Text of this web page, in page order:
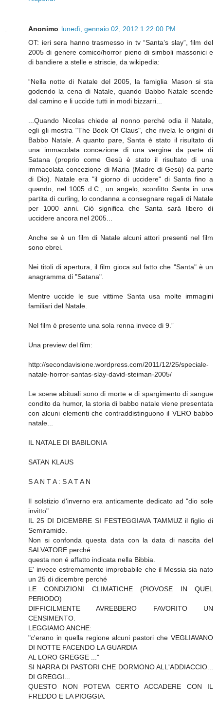
Anonimo lunedì, gennaio 02, 2012 1:22:00 PM
OT: ieri sera hanno trasmesso in tv “Santa’s slay”, film del
2005 di genere comico/horror pieno di simboli massonici e
di bandiere a stelle e striscie, da wikipedia:
“Nella notte di Natale del 2005, la famiglia Mason si sta
godendo la cena di Natale, quando Babbo Natale scende
dal camino e li uccide tutti in modi bizzarri...
...Quando Nicolas chiede al nonno perché odia il Natale,
egli gli mostra "The Book Of Claus", che rivela le origini di
Babbo Natale. A quanto pare, Santa è stato il risultato di
una immacolata concezione di una vergine da parte di
Satana (proprio come Gesù è stato il risultato di una
immacolata concezione di Maria (Madre di Gesù) da parte
di Dio). Natale era "il giorno di uccidere" di Santa fino a
quando, nel 1005 d.C., un angelo, sconfitto Santa in una
partita di curling, lo condanna a consegnare regali di Natale
per 1000 anni. Ciò significa che Santa sarà libero di
uccidere ancora nel 2005...
Anche se è un film di Natale alcuni attori presenti nel film
sono ebrei.
Nei titoli di apertura, il film gioca sul fatto che "Santa" è un
anagramma di "Satana".
Mentre uccide le sue vittime Santa usa molte immagini
familiari del Natale.
Nel film è presente una sola renna invece di 9.”
Una preview del film:
http://secondavisione.wordpress.com/2011/12/25/speciale-
natale-horror-santas-slay-david-steiman-2005/
Le scene abituali sono di morte e di spargimento di sangue
condito da humor, la storia di babbo natale viene presentata
con alcuni elementi che contraddistinguono il VERO babbo
natale...
IL NATALE DI BABILONIA
SATAN KLAUS
S A N T A : S A T A N
Il solstizio d'inverno era anticamente dedicato ad "dio sole
invitto"
IL 25 DI DICEMBRE SI FESTEGGIAVA TAMMUZ il figlio di
Semiramide.
Non si confonda questa data con la data di nascita del
SALVATORE perché
questa non é affatto indicata nella Bibbia.
E' invece estremamente improbabile che il Messia sia nato
un 25 di dicembre perché
LE CONDIZIONI CLIMATICHE (PIOVOSE IN QUEL
PERIODO)
DIFFICILMENTE AVREBBERO FAVORITO UN
CENSIMENTO.
LEGGIAMO ANCHE:
"c'erano in quella regione alcuni pastori che VEGLIAVANO
DI NOTTE FACENDO LA GUARDIA
AL LORO GREGGE ..."
SI NARRA DI PASTORI CHE DORMONO ALL'ADDIACCIO...
DI GREGGI...
QUESTO NON POTEVA CERTO ACCADERE CON IL
FREDDO E LA PIOGGIA.